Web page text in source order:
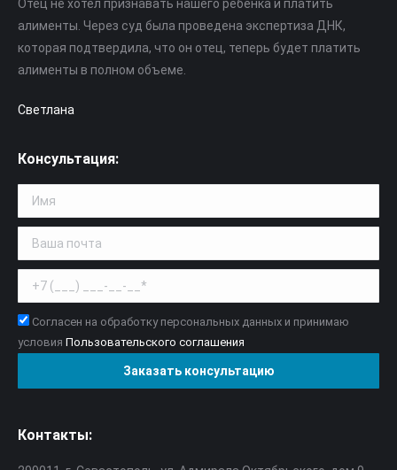
Отец не хотел признавать нашего ребенка и платить
алименты. Через суд была проведена экспертиза ДНК,
которая подтвердила, что он отец, теперь будет платить
алименты в полном объеме.
Светлана
Консультация:
Согласен на обработку персональных данных и принимаю
условия Пользовательского соглашения
Контакты: